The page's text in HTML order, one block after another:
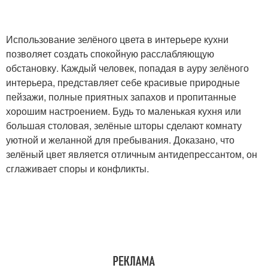
Использование зелёного цвета в интерьере кухни
позволяет создать спокойную расслабляющую
обстановку. Каждый человек, попадая в ауру зелёного
интерьера, представляет себе красивые природные
пейзажи, полные приятных запахов и пропитанные
хорошим настроением. Будь то маленькая кухня или
большая столовая, зелёные шторы сделают комнату
уютной и желанной для пребывания. Доказано, что
зелёный цвет является отличным антидепрессантом, он
сглаживает споры и конфликты.